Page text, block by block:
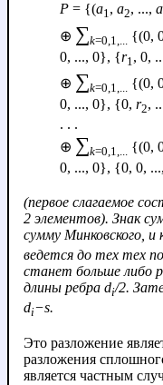
P = {(a1, a2, ..., a
⊕ ∑k=0,1,... {(0,
0, ..., 0}, {r1, 0,
⊕ ∑k=0,1,... {(0,
0, ..., 0}, {0, r2,
. . .
⊕ ∑k=0,1,... {(0,
0, ..., 0}, {0, 0, ...,
(первое слагаемое
2 элементов). Знак
сумму Минковского,
ведется до тех тех
станет больше либо
длины ребра di/2.
di−s.
Это разложение
разложения
является частным